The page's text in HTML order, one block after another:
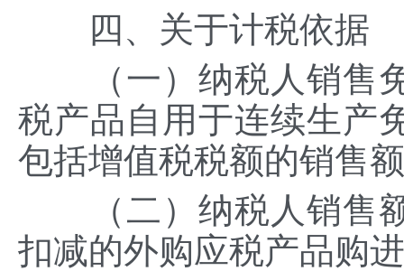
四、关于计税依据
（一）纳税人销售免
税产品自用于连续生产
包括增值税税额的销售
（二）纳税人销售额
扣减的外购应税产品购